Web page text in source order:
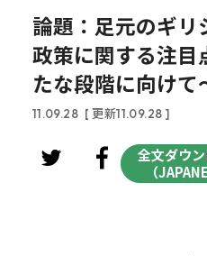
論題：足元のギリ
政策に関する注目
たな段階に向けて
11.09.28 [ 更新11.09.28 ]
全文ダウ
（